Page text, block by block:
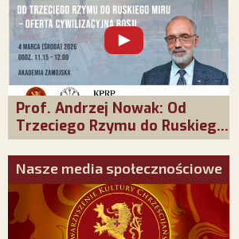
Prof. Andrzej Nowak: Od
Trzeciego Rzymu do Ruskiego
Miru - oferta cywilizacyjna
Rosji
Nasze media społecznościowe